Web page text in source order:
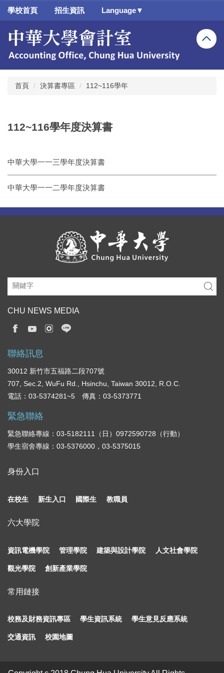
跳
要
容
區
學校首頁 招生資訊 Language▼
首頁 決算書專區 112~116學年
112~116學年度決算書
中華大學一一三學年度決算書
中華大學一一二學年度決算書
CHU NEWS MEDIA
聯絡訊息
30012 新竹市五福路二段707號
707, Sec.2, WuFu Rd., Hsinchu, Taiwan 30012, R.O.C.
電話：03-5374281~5 傳真：03-5373771
緊急聯絡
緊急聯絡專線：03-5182111（日）0972590728（行動）
學生宿舍專線：03-5376000，03-5375015
身份入口
在校生 新生入口 國際生 教職員
六大學院
資訊電機學院 管理學院 建築與設計學院 人文社會學院
觀光學院 創新產業學院
常用鏈接
校務及財務資訊專區 學生資訊系統 學生意見反應系統
交通資訊 校園地圖